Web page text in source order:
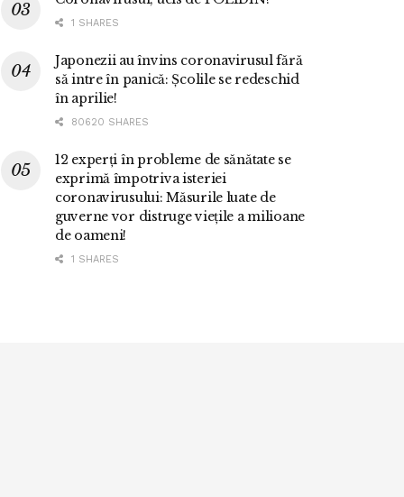
1 SHARES
Japonezii au învins coronavirusul fără
să intre în panică: Școlile se redeschid
în aprilie!
80620 SHARES
12 experți în probleme de sănătate se
exprimă împotriva isteriei
coronavirusului: Măsurile luate de
guverne vor distruge viețile a milioane
de oameni!
1 SHARES